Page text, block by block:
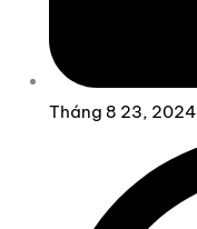
Tháng 8 23, 2024